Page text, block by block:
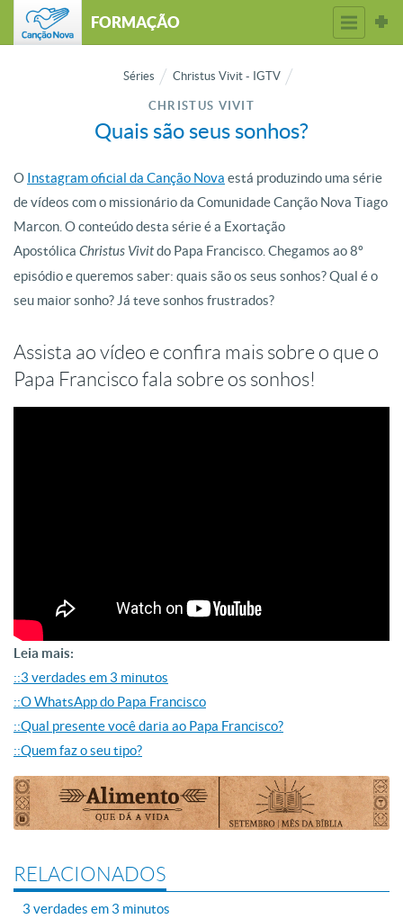
FORMAÇÃO
Séries Christus Vivit - IGTV
CHRISTUS VIVIT
Quais são seus sonhos?
O Instagram oficial da Canção Nova está produzindo uma série
de vídeos com o missionário da Comunidade Canção Nova Tiago
Marcon. O conteúdo desta série é a Exortação
Apostólica Christus Vivitdo Papa Francisco. Chegamos ao 8º
episódio e queremos saber: quais são os seus sonhos? Qual é o
seu maior sonho? Já teve sonhos frustrados?
Assista ao vídeo e confira mais sobre o que o
Papa Francisco fala sobre os sonhos!
Leia mais:
::3 verdades em 3 minutos
::O WhatsApp do Papa Francisco
::Qual presente você daria ao Papa Francisco?
::Quem faz o seu tipo?
RELACIONADOS
3 verdades em 3 minutos